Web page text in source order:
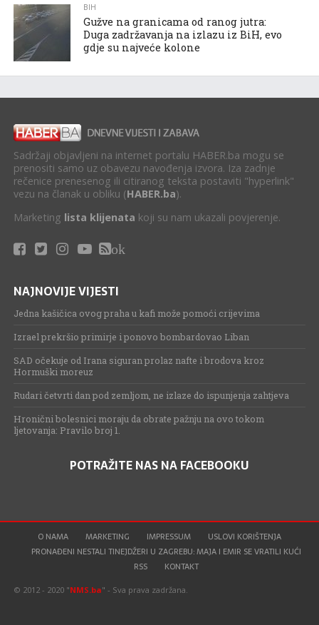
BIH
Gužve na granicama od ranog jutra:
Duga zadržavanja na izlazu iz BiH, evo
gdje su najveće kolone
Sadržaji objavljeni na internet portalu HABER.ba mogu se
prenositi samo uz obavezu navođenja izvora. Iza zadnje
rečenice prenesenog ili citiranog teksta postaviti "hyperlink"
vezu na članak u obliku (HABER.ba).
Marketing lista klijenata koji su nam ukazali povjerenje.
ok
NAJNOVIJE VIJESTI
Jedna kašičica ovog praha u kafi može pomoći crijevima
Izrael prekršio primirje i ponovo bombardovao Liban
SAD očekuje od Irana siguran prolaz nafte i brodova kroz
Hormuški moreuz
Rudari četvrti dan pod zemljom, ne izlaze do ispunjenja zahtjeva
Hronični bolesnici moraju da obrate pažnju na ovo tokom
ljetovanja: Pravilo broj 1.
POTRAŽITE NAS NA FACEBOOKU
O NAMA MARKETING IMPRESSUM
USLOVI KORIŠTENJA
PRONAĐENI NESTALI TINEJDŽERI U ZAGREBU: MAJA I EMIR SE VRATILI KUĆI
RSS
KONTAKT
© 2012 - 2020 "NMS.ba" - Sva prava zadržana.